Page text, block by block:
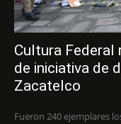
Cultura Federal
de iniciativa de
Zacatelco
Fueron 240 ejemplares